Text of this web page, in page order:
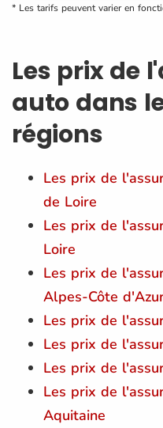
* Les tarifs peuvent varier en
Les prix de
auto dans
régions
Les prix de
de Loire
Les prix de
Loire
Les prix de
Alpes-Côte
Les prix de
Les prix de
Les prix de
Les prix de
Aquitaine